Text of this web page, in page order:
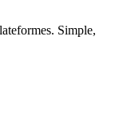
Simple,